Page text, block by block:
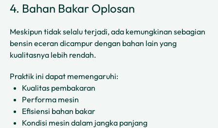
4. Bahan Bakar Oplosan
Meskipun tidak selalu terjadi, ada kemungkinan sebagian
bensin eceran dicampur dengan bahan lain yang
kualitasnya lebih rendah.
Praktik ini dapat memengaruhi:
Kualitas pembakaran
Performa mesin
Efisiensi bahan bakar
Kondisi mesin dalam jangka panjang